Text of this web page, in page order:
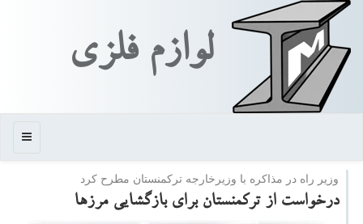
لوازم فلزی
منو
وزیر راه در مذاكره با وزیرخارجه تركمنستان مطرح كرد
درخواست از تركمنستان برای بازگشایی مرزها